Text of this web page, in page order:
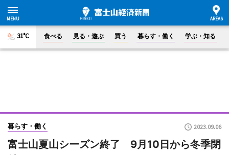
31°C 食べる 見る・遊ぶ 買う 暮らす・働く 学ぶ・知る
暮らす・働く 2023.09.06
富士山夏山シーズン終了 9月10日から冬季閉